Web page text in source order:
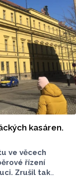
kasáren.
ve věcech
řízení
Zrušil tak